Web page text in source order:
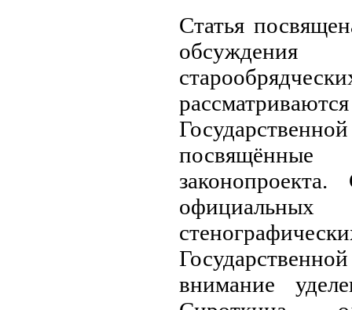
Статья
обсуждения
посвящённые
внимание